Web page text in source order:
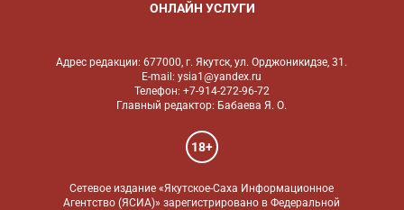
ОНЛАЙН УСЛУГИ
Адрес редакции: 677000, г. Якутск, ул. Орджоникидзе, 31.
E-mail: ysia1@yandex.ru
Телефон: +7-914-272-96-72
Главный редактор: Бабаева Я. О.
18+
Сетевое издание «Якутское-Саха Информационное
Агентство (ЯСИА)» зарегистрировано в Федеральной